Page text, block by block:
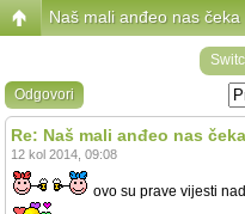
Naš mali anđeo nas čeka
Odgovori
Re: Naš mali anđeo nas čeka
12 kol 2014, 09:08
ovo su prave vijesti